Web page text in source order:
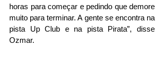
horas para começar e pedindo que demore
muito para terminar. A gente se encontra na
pista Up Club e na pista Pirata”, disse
Ozmar.